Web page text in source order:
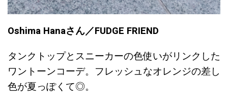
Oshima Hanaさん／FUDGE FRIEND
タンクトップとスニーカーの色使いがリンクした
ワントーンコーデ。フレッシュなオレンジの差し
色が夏っぽくて◎。